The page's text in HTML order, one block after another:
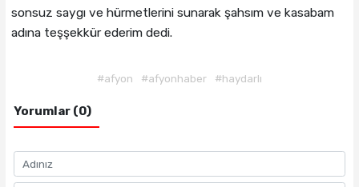
sonsuz saygı ve hürmetlerini sunarak şahsım ve kasabam
adına teşşekkür ederim dedi.
#afyon #afyonhaber #haydarlı
Yorumlar (0)